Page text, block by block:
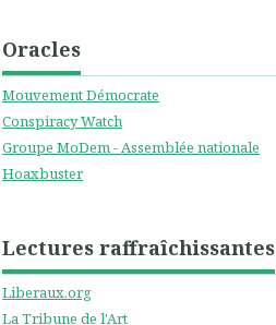
Oracles
Mouvement Démocrate
Conspiracy Watch
Groupe MoDem - Assemblée nationale
Hoaxbuster
Lectures raffraîchissantes
Liberaux.org
La Tribune de l'Art